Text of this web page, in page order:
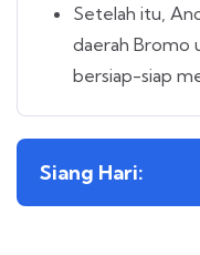
Setelah itu,
daerah Bromo
bersiap-siap
Siang Hari: